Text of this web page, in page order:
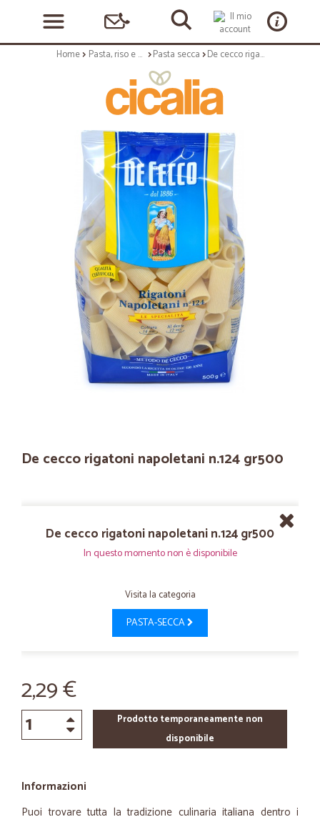
Home Pasta, riso e cerali Pasta secca De cecco rigatoni napoletani n.124 gr500
De cecco rigatoni napoletani n.124 gr500
De cecco rigatoni napoletani n.124 gr500
In questo momento non è disponibile
Visita la categoria
PASTA-SECCA
2,29 €
Prodotto temporaneamente non
disponibile
Informazioni
Puoi trovare tutta la tradizione culinaria italiana dentro i